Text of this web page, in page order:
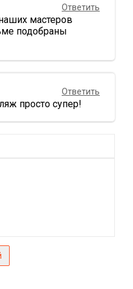
Ответить
мастеров
подобраны
Ответить
просто супер!